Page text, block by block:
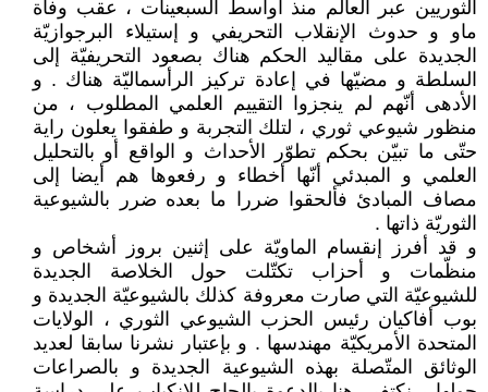
الثوريين عبر العالم منذ أواسط السبعينات ، عقب وفاة
ماو و حدوث الإنقلاب التحريفي و إستيلاء البرجوازيّة
الجديدة على مقاليد الحكم هناك بصعود التحريفيّة إلى
السلطة و مضيّها في إعادة تركيز الرأسماليّة هناك . و
الأدهى أنّهم لم ينجزوا التقييم العلمي المطلوب ، من
منظور شيوعي ثوري ، لتلك التجربة و طفقوا يعلون راية
حتّى ما تبيّن بحكم تطوّر الأحداث و الواقع أو بالتحليل
العلمي و المبدئي أنّها أخطاء و رفعوها هم أيضا إلى
مصاف المبادئ فألحقوا ضررا ما بعده ضرر بالشيوعية
الثوريّة ذاتها .
و قد أفرز إنقسام الماويّة على إثنين بروز أشخاص و
منظّمات و أحزاب تكتّلت حول الخلاصة الجديدة
للشيوعيّة التي صارت معروفة كذلك بالشيوعيّة الجديدة و
بوب أفاكيان رئيس الحزب الشيوعي الثوري ، الولايات
المتحدة الأمريكيّة مهندسها . و بإعتبار نشرنا سابقا لعديد
الوثائق المتّصلة بهذه الشيوعية الجديدة و بالصراعات